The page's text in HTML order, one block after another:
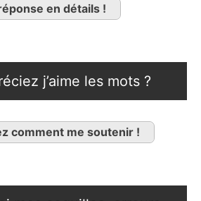
en détails !
j’aime les mots ?
comment me soutenir !